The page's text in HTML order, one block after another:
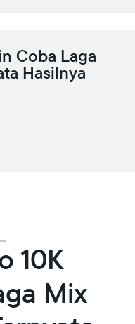
Coba Laga
Hasilnya
10K
Mix